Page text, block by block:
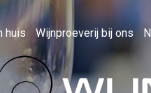
huis Wijnproeverij bij ons